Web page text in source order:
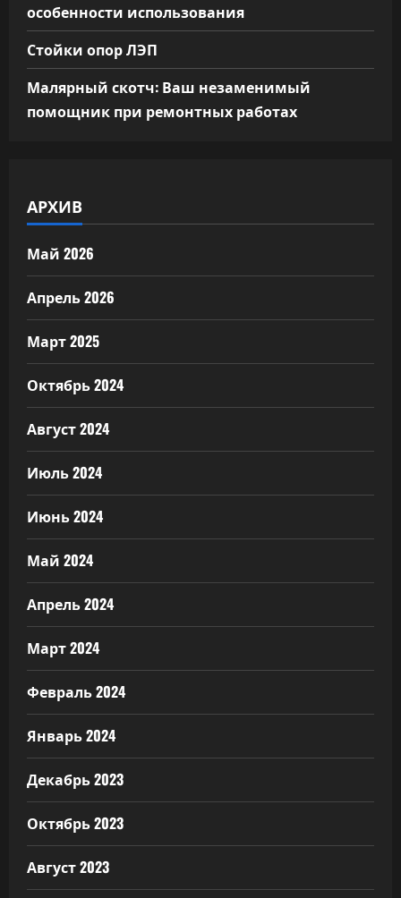
особенности использования
Стойки опор ЛЭП
Малярный скотч: Ваш незаменимый
помощник при ремонтных работах
АРХИВ
Май 2026
Апрель 2026
Март 2025
Октябрь 2024
Август 2024
Июль 2024
Июнь 2024
Май 2024
Апрель 2024
Март 2024
Февраль 2024
Январь 2024
Декабрь 2023
Октябрь 2023
Август 2023